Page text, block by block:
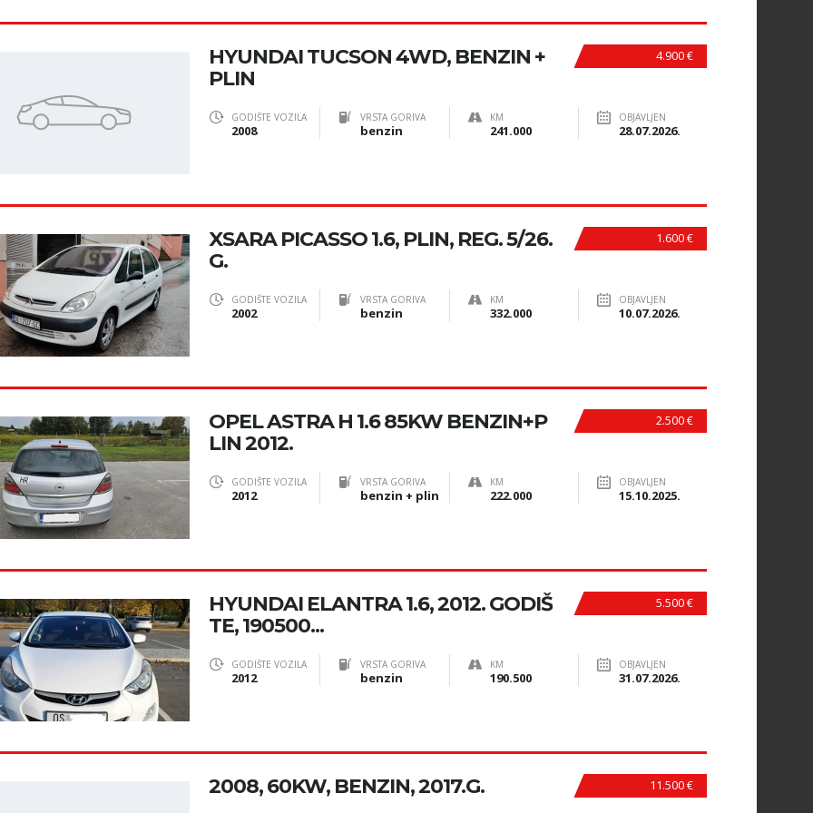
4.900 €
HYUNDAI TUCSON 4WD, BENZIN +
PLIN
GODIŠTE VOZILA
2008
VRSTA GORIVA
benzin
KM
241.000
OBJAVLJEN
28.07.2026.
1.600 €
XSARA PICASSO 1.6, PLIN, REG. 5/26.
G.
GODIŠTE VOZILA
2002
VRSTA GORIVA
benzin
KM
332.000
OBJAVLJEN
10.07.2026.
2.500 €
OPEL ASTRA H 1.6 85KW BENZIN+P
LIN 2012.
GODIŠTE VOZILA
2012
VRSTA GORIVA
benzin + plin
KM
222.000
OBJAVLJEN
15.10.2025.
5.500 €
HYUNDAI ELANTRA 1.6, 2012. GODIŠ
TE, 190500...
GODIŠTE VOZILA
2012
VRSTA GORIVA
benzin
KM
190.500
OBJAVLJEN
31.07.2026.
11.500 €
2008, 60KW, BENZIN, 2017.G.